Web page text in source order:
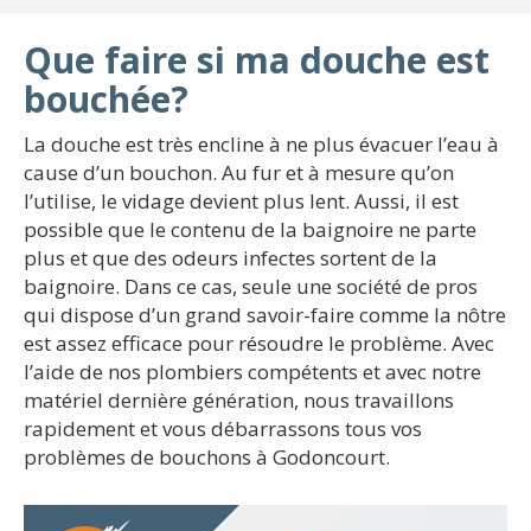
Que faire si ma douche est
bouchée?
La douche est très encline à ne plus évacuer l’eau à
cause d’un bouchon. Au fur et à mesure qu’on
l’utilise, le vidage devient plus lent. Aussi, il est
possible que le contenu de la baignoire ne parte
plus et que des odeurs infectes sortent de la
baignoire. Dans ce cas, seule une société de pros
qui dispose d’un grand savoir-faire comme la nôtre
est assez efficace pour résoudre le problème. Avec
l’aide de nos plombiers compétents et avec notre
matériel dernière génération, nous travaillons
rapidement et vous débarrassons tous vos
problèmes de bouchons à Godoncourt.